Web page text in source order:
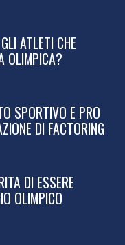
ATLETI CHE
OLIMPICA?
SPORTIVO E PRO
DI FACTORING
DI ESSERE
OLIMPICO